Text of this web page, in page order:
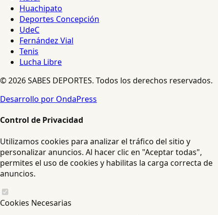
Huachipato
Deportes Concepción
UdeC
Fernández Vial
Tenis
Lucha Libre
© 2026 SABES DEPORTES. Todos los derechos reservados.
Desarrollo por OndaPress
Control de Privacidad
Utilizamos cookies para analizar el tráfico del sitio y
personalizar anuncios. Al hacer clic en "Aceptar todas",
permites el uso de cookies y habilitas la carga correcta de
anuncios.
Cookies Necesarias